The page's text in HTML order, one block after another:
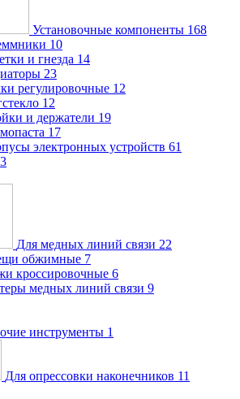
Установочные компоненты 168
10
и гнезда 14
23
регулировочные 12
12
и держатели 19
17
электронных устройств 61
Для медных линий связи 22
обжимные 7
кроссировочные 6
медных линий связи 9
инструменты 1
Для опрессовки наконечников 11